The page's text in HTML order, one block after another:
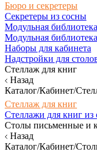
Бюро и секретеры
Секретеры из сосны
Модульная
Модульная
Наборы для кабинета
Надстройки для
Стеллаж для книг
Назад
Каталог/Кабинет/
Стеллаж для книг
Стеллажи для книг из
Столы письменные и
Назад
Каталог/Кабинет/